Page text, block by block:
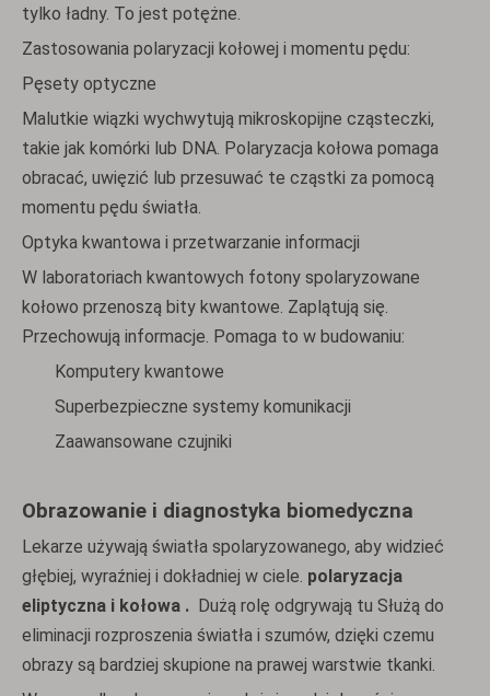
tylko ładny. To jest potężne.
Zastosowania polaryzacji kołowej i momentu pędu:
Pęsety optyczne
Malutkie wiązki wychwytują mikroskopijne cząsteczki,
takie jak komórki lub DNA. Polaryzacja kołowa pomaga
obracać, uwięzić lub przesuwać te cząstki za pomocą
momentu pędu światła.
Optyka kwantowa i przetwarzanie informacji
W laboratoriach kwantowych fotony spolaryzowane
kołowo przenoszą bity kwantowe. Zaplątują się.
Przechowują informacje. Pomaga to w budowaniu:
Komputery kwantowe
Superbezpieczne systemy komunikacji
Zaawansowane czujniki
Obrazowanie i diagnostyka biomedyczna
Lekarze używają światła spolaryzowanego, aby widzieć
głębiej, wyraźniej i dokładniej w ciele. polaryzacja
eliptyczna i kołowa . Dużą rolę odgrywają tu Służą do
eliminacji rozproszenia światła i szumów, dzięki czemu
obrazy są bardziej skupione na prawej warstwie tkanki.